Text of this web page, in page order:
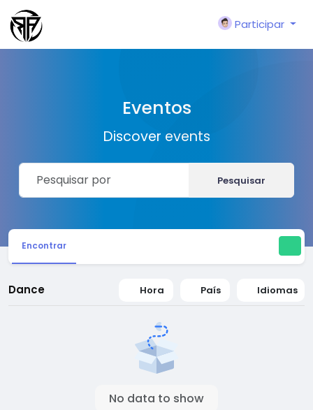
Participar
Eventos
Discover events
Pesquisar
Encontrar
Dance Hora País Idiomas
No data to show